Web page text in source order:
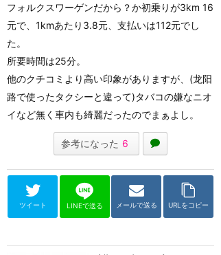
フォルクスワーゲンだから？か初乗りが3km 16
元で、1kmあたり3.8元、支払いは112元でし
た。
所要時間は25分。
他のクチコミより高い印象がありますが、(龙阳
路で使ったタクシーと違って)タバコの嫌なニオ
イなど無く車内も綺麗だったのでまぁよし。
参考になった 6
ツイート LINEで送る メールで送る URLをコピー